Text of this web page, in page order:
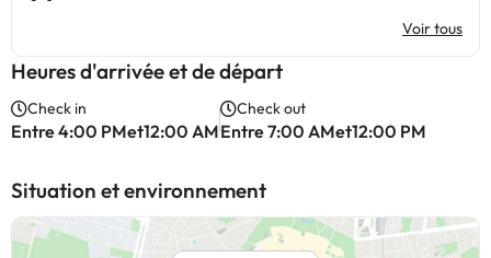
Voir tous
Heures d'arrivée et de départ
Check in
Entre 4:00 PMet12:00 AM
Check out
Entre 7:00 AMet12:00 PM
Situation et environnement